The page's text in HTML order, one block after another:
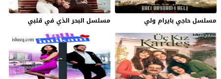
مسلسل حاجي بايرام ولي مسلسل البحر الذي في قلبي